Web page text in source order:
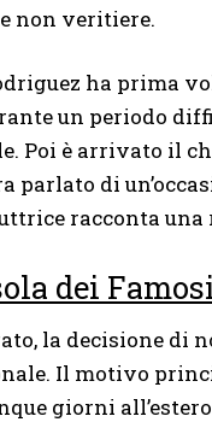
non veritiere.
ha prima
un periodo
Poi è arrivato il
parlato di
racconta
dei
la decisione di
Il motivo
giorni